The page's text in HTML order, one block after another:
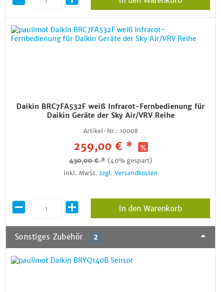
Daikin BRC7FA532F weiß Infrarot-Fernbedienung für
Daikin Geräte der Sky Air/VRV Reihe
Artikel-Nr.: 10008
259,00 € *
430,00 € * (40% gespart)
inkl. MwSt. zzgl. Versandkosten
In den Warenkorb
Sonstiges Zubehör 2